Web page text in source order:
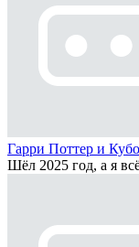
Гарри Поттер и
Шёл 2025 год, а я